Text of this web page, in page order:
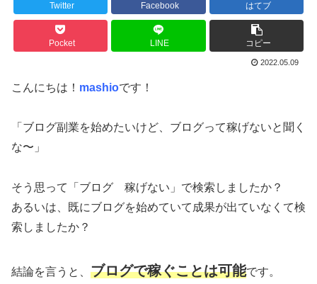
Twitter Facebook はてブ
Pocket LINE コピー
2022.05.09
こんにちは！ mashioです！
「ブログ副業を始めたいけど、ブログって稼げないと聞く
な〜」
そう思って「ブログ 稼げない」で検索しましたか？
あるいは、既にブログを始めていて成果が出ていなくて検
索しましたか？
結論を言うと、 ブログで稼ぐことは可能です。